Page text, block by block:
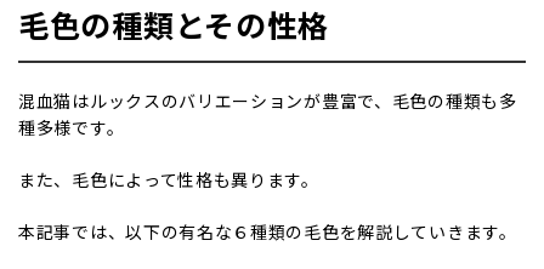
毛色の種類とその性格
混血猫はルックスのバリエーションが豊富で、毛色の種類も多
種多様です。
また、毛色によって性格も異ります。
本記事では、以下の有名な６種類の毛色を解説していきます。